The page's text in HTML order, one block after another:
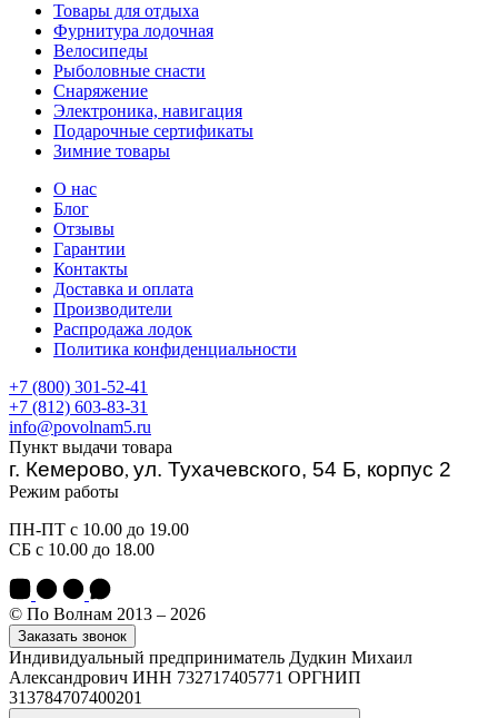
Товары для отдыха
Фурнитура лодочная
Велосипеды
Рыболовные снасти
Снаряжение
Электроника, навигация
Подарочные сертификаты
Зимние товары
О нас
Блог
Отзывы
Гарантии
Контакты
Доставка и оплата
Производители
Распродажа лодок
Политика конфиденциальности
+7 (800) 301-52-41
+7 (812) 603-83-31
info@povolnam5.ru
Пункт выдачи товара
г. Кемерово, ул. Тухачевского, 54 Б, корпус 2
Режим работы
ПН-ПТ с 10.00 до 19.00
СБ с 10.00 до 18.00
© По Волнам 2013 – 2026
Заказать звонок
Индивидуальный предприниматель Дудкин Михаил
Александрович ИНН 732717405771 ОРГНИП
313784707400201